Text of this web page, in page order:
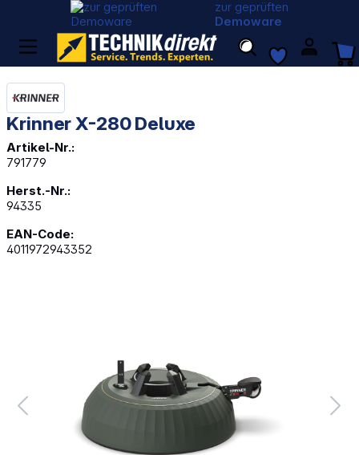
zur geprüften
Demoware
Krinner X-280 Deluxe
Artikel-Nr.:
791779
Herst.-Nr.:
94335
EAN-Code:
4011972943352